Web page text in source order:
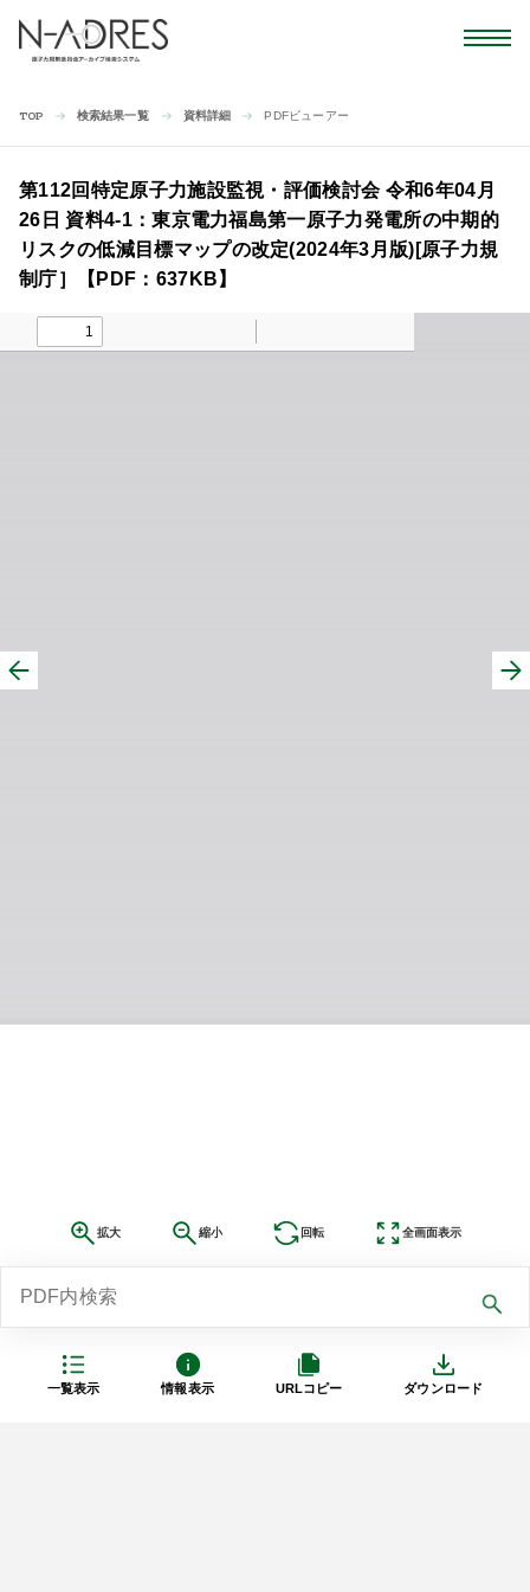
TOP 検索結果一覧 資料詳細 PDFビューアー
一覧表示 情報表示 URLコピー ダウンロード
第112回特定原子力施設監視・評価検討会 令和6年04月
26日 資料4-1：東京電力福島第一原子力発電所の中期的
リスクの低減目標マップの改定(2024年3月版)[原子力規
制庁］【PDF：637KB】
拡大 縮小 回転 全画面表示